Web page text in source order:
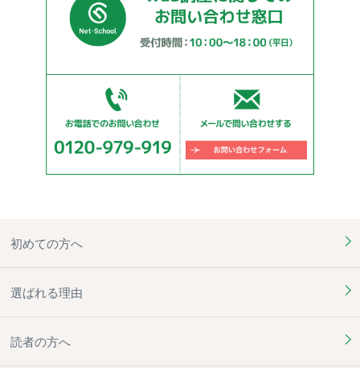
初めての方へ
選ばれる理由
読者の方へ